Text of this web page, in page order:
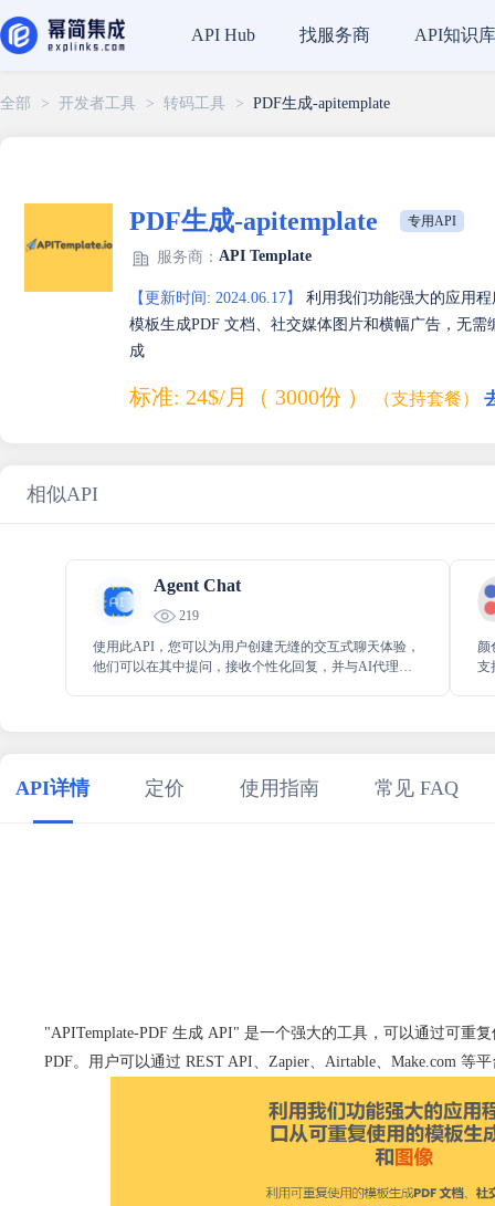
API Hub 找服务商 API知识库
全部 > 开发者工具 > 转码工具 > PDF生成-apitemplate
PDF生成-apitemplate 专用API
服务商： API Template
【更新时间: 2024.06.17】
利用我们功能强大的应用
模板生成PDF 文档、社交媒体图片和横幅广告，无需
成
标准: 24$/月（ 3000份 ） （支持套餐）
相似API
Agent Chat
219
使用此API，您可以为用户创建无缝的交互式聊天体验，
他们可以在其中提问，接收个性化回复，并与AI代理进
颜
支
API详情 定价 使用指南 常见 FAQ
"APITemplate-PDF 生成 API" 是一个强大的工具，可以通过可重
PDF。用户可以通过 REST API、Zapier、Airtable、Make.com 等